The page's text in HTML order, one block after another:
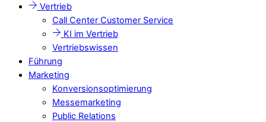
Vertrieb
Call Center Customer Service
KI im Vertrieb
Vertriebswissen
Führung
Marketing
Konversionsoptimierung
Messemarketing
Public Relations